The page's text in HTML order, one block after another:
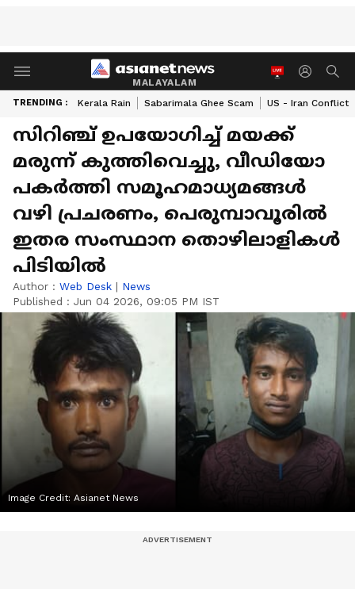
MALAYALAM
TRENDING : Kerala Rain Sabarimala Ghee Scam US - Iran Conflict
സിറിഞ്ച് ഉപയോഗിച്ച് മയക്ക്
മരുന്ന് കുത്തിവെച്ചു, വീഡിയോ
പകർത്തി സമൂഹമാധ്യമങ്ങൾ
വഴി പ്രചരണം, പെരുമ്പാവൂരിൽ
ഇതര സംസ്ഥാന തൊഴിലാളികൾ
പിടിയിൽ
Author : Web Desk | News
Published : Jun 04 2026, 09:05 PM IST
Image Credit: Asianet News